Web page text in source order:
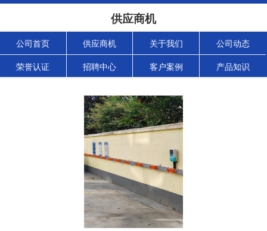
供应商机
公司首页 供应商机 关于我们 公司动态
荣誉认证 招聘中心 客户案例 产品知识